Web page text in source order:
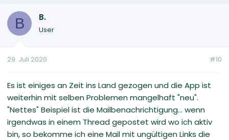
B B.
User
29. Juli 2020 #10
Es ist einiges an Zeit ins Land gezogen und die App ist
weiterhin mit selben Problemen mangelhaft "neu".
"Nettes" Beispiel ist die Mailbenachrichtigung... wenn
irgendwas in einem Thread gepostet wird wo ich aktiv
bin, so bekomme ich eine Mail mit ungültigen Links die